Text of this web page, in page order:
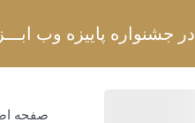
در جشنواره پاییزه وب
صفحه